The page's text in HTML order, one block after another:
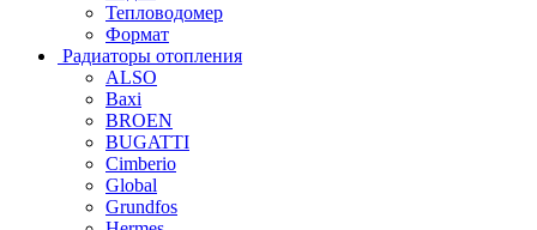
Тепловодомер
Формат
Радиаторы отопления
ALSO
Baxi
BROEN
BUGATTI
Cimberio
Global
Grundfos